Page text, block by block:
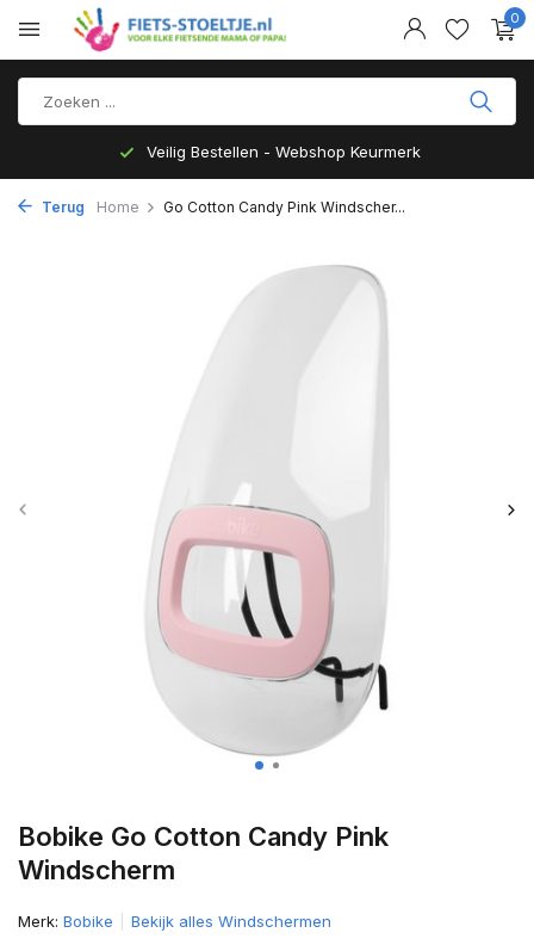
0
Veilig Bestellen - Webshop Keurmerk
Terug Home Go Cotton Candy Pink Windscher...
Bobike Go Cotton Candy Pink
Windscherm
Merk: Bobike Bekijk alles Windschermen